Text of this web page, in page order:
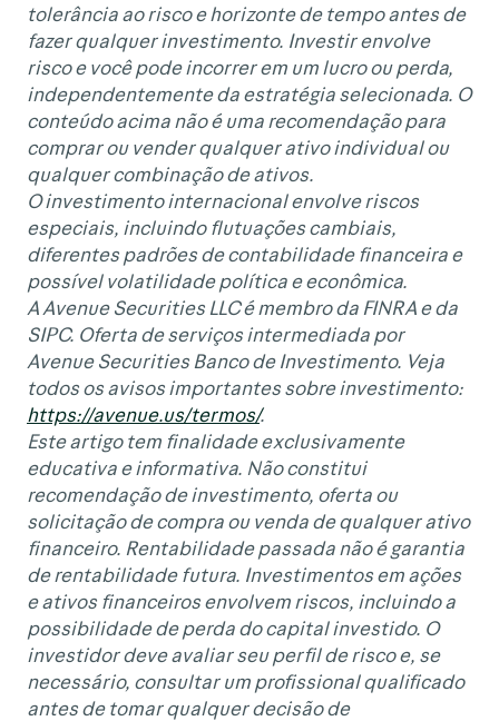
tolerância ao risco e horizonte de tempo antes de
fazer qualquer investimento. Investir envolve
risco e você pode incorrer em um lucro ou perda,
independentemente da estratégia selecionada. O
conteúdo acima não é uma recomendação para
comprar ou vender qualquer ativo individual ou
qualquer combinação de ativos.
O investimento internacional envolve riscos
especiais, incluindo flutuações cambiais,
diferentes padrões de contabilidade financeira e
possível volatilidade política e econômica.
A Avenue Securities LLC é membro da FINRA e da
SIPC. Oferta de serviços intermediada por
Avenue Securities Banco de Investimento. Veja
todos os avisos importantes sobre investimento:
https://avenue.us/termos/.
Este artigo tem finalidade exclusivamente
educativa e informativa. Não constitui
recomendação de investimento, oferta ou
solicitação de compra ou venda de qualquer ativo
financeiro. Rentabilidade passada não é garantia
de rentabilidade futura. Investimentos em ações
e ativos financeiros envolvem riscos, incluindo a
possibilidade de perda do capital investido. O
investidor deve avaliar seu perfil de risco e, se
necessário, consultar um profissional qualificado
antes de tomar qualquer decisão de